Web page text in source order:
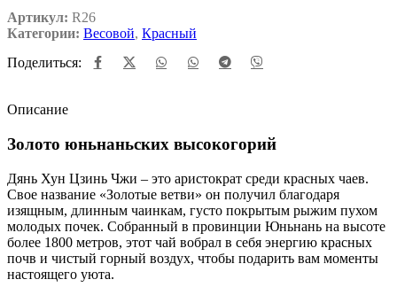
Артикул: R26
Категории: Весовой, Красный
Поделиться:
Описание
Золото юньнаньских высокогорий
Дянь Хун Цзинь Чжи – это аристократ среди красных чаев.
Свое название «Золотые ветви» он получил благодаря
изящным, длинным чаинкам, густо покрытым рыжим пухом
молодых почек. Собранный в провинции Юньнань на высоте
более 1800 метров, этот чай вобрал в себя энергию красных
почв и чистый горный воздух, чтобы подарить вам моменты
настоящего уюта.